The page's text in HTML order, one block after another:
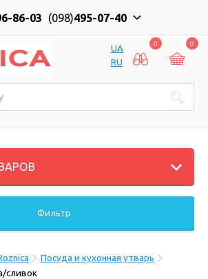
86-03 (098)495-07-40
UA
RU
0 0
Фильтр
Посуда и кухонная утварь
сливок